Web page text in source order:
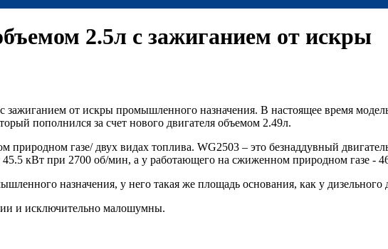
2.5л с зажиганием от искры
зажиганием от искры промышленного назначения. В настоящее время
пополнился за счет нового двигателя объемом 2.49л.
природном газе/ двух видах топлива. WG2503 – это безнаддувный
кВт при 2700 об/мин, а у работающего на сжиженном природном газе -
назначения, у него такая же площадь основания, как у дизельного
и исключительно малошумны.